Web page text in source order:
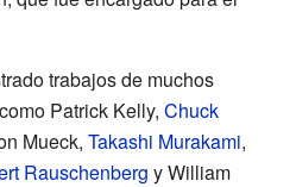
trabajos de muchos
Patrick Kelly, Chuck
Mueck, Takashi Murakami,
Rauschenberg y William